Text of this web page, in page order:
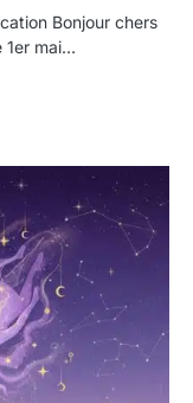
Bonjour chers
1er mai…